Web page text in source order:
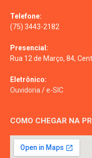
Telefone:
(75) 3443-2182
Presencial:
Rua 12 de Março, 84,
Eletrônico:
Ouvidoria /e-SIC
COMO CHEGAR NA